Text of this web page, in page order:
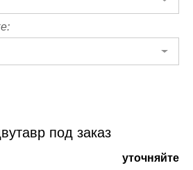
под заказ
уточняйте